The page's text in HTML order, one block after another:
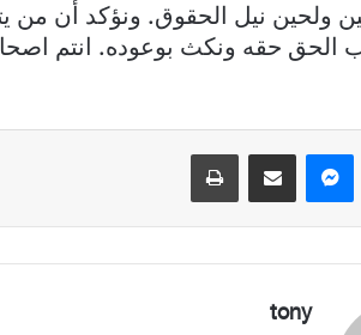
ولحين نيل الحقوق. ونؤكد أن
حقه ونكث بوعوده. انتم
ماسنجر مشاركة عبر البريد طباعة
tony